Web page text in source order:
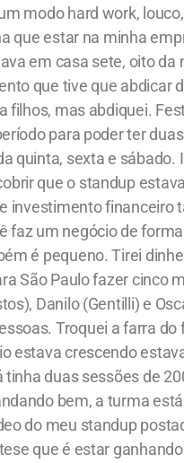
modo hard work,
que estar na minha
em casa sete, oito
que tive que abdicar
filhos, mas abdiquei.
para poder ter
quinta, sexta e sábado.
que o standup
investimento
faz um negócio de
é pequeno. Tirei
São Paulo fazer cinco
Danilo (Gentilli) e
Troquei a farra
estava crescendo
tinha duas sessões de
bem, a turma
do meu standup
que é estar